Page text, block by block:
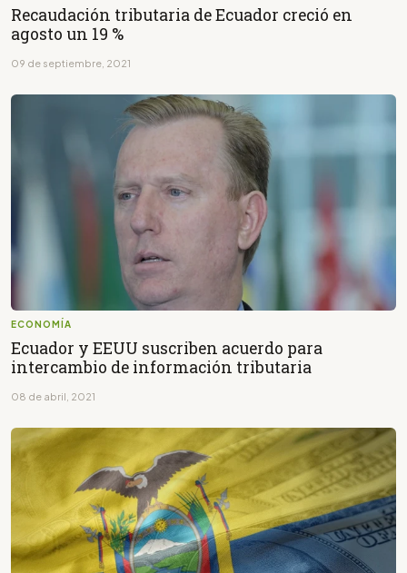
Recaudación tributaria de Ecuador creció en
agosto un 19 %
09 de septiembre, 2021
ECONOMÍA
Ecuador y EEUU suscriben acuerdo para
intercambio de información tributaria
08 de abril, 2021